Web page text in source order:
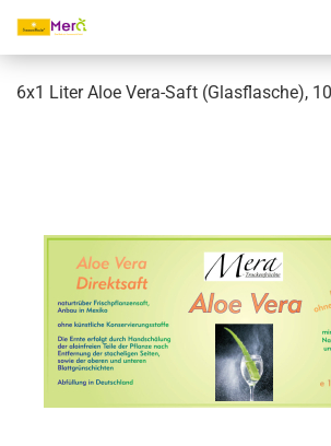
6x1 Liter Aloe Vera-Saft (Glasflasche),